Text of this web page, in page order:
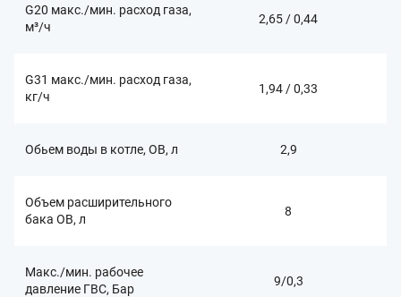
G20 макс./мин. расход газа,
м³/ч
2,65 / 0,44
G31 макс./мин. расход газа,
кг/ч
1,94 / 0,33
Обьем воды в котле, ОВ, л 2,9
Объем расширительного
бака ОВ, л
8
Макс./мин. рабочее
давление ГВС, Бар
9/0,3